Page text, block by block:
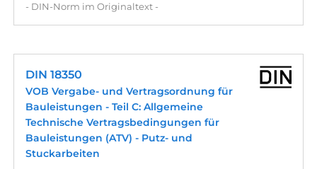
- DIN-Norm im Originaltext -
DIN 18350
VOB Vergabe- und Vertragsordnung für
Bauleistungen - Teil C: Allgemeine
Technische Vertragsbedingungen für
Bauleistungen (ATV) - Putz- und
Stuckarbeiten